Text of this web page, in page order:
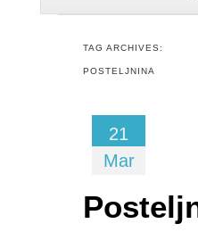
TAG ARCHIVES:
POSTELJNINA
21
Mar